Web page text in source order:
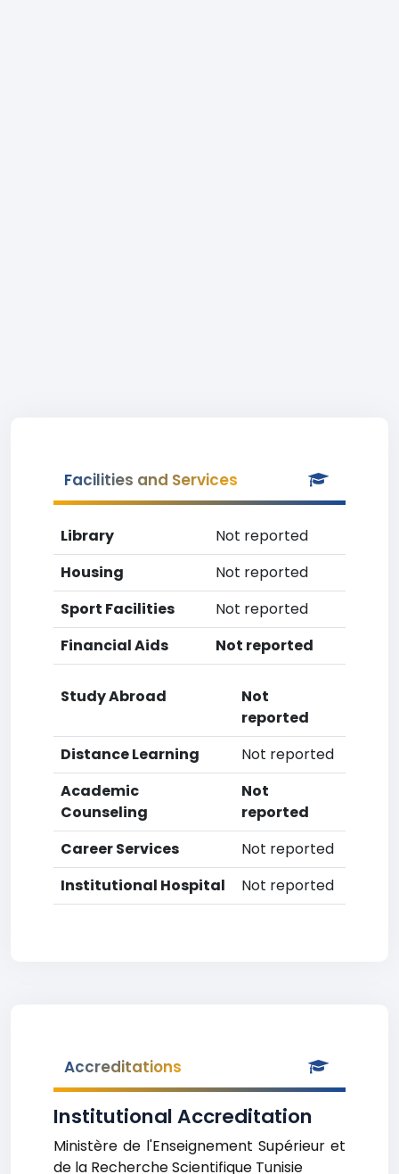
Facilities and Services
Library
Not reported
Housing
Not reported
Sport Facilities
Not reported
Financial Aids
Not reported
Study Abroad
Not
reported
Distance Learning
Not reported
Academic
Counseling
Not
reported
Career Services
Not reported
Institutional Hospital
Not reported
Accreditations
Institutional Accreditation
Ministère de l'Enseignement Supérieur et
de la Recherche Scientifique Tunisie